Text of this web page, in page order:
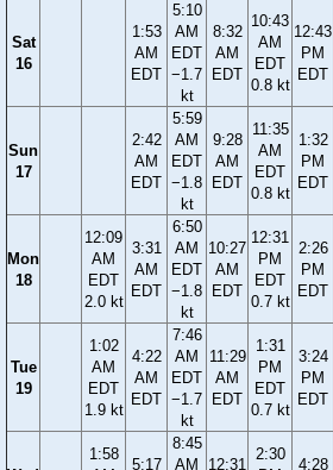
Sat
16
1:53
AM
EDT
5:10
AM
EDT
−1.7
kt
8:32
AM
EDT
10:43
AM
EDT
0.8 kt
12:43
PM
EDT
Sun
17
2:42
AM
EDT
5:59
AM
EDT
−1.8
kt
9:28
AM
EDT
11:35
AM
EDT
0.8 kt
1:32
PM
EDT
Mon
18
12:09
AM
EDT
2.0 kt
3:31
AM
EDT
6:50
AM
EDT
−1.8
kt
10:27
AM
EDT
12:31
PM
EDT
0.7 kt
2:26
PM
EDT
Tue
19
1:02
AM
EDT
1.9 kt
4:22
AM
EDT
7:46
AM
EDT
−1.7
kt
11:29
AM
EDT
1:31
PM
EDT
0.7 kt
3:24
PM
EDT
1:58
5:17
8:45
AM
12:31
2:30
4:28